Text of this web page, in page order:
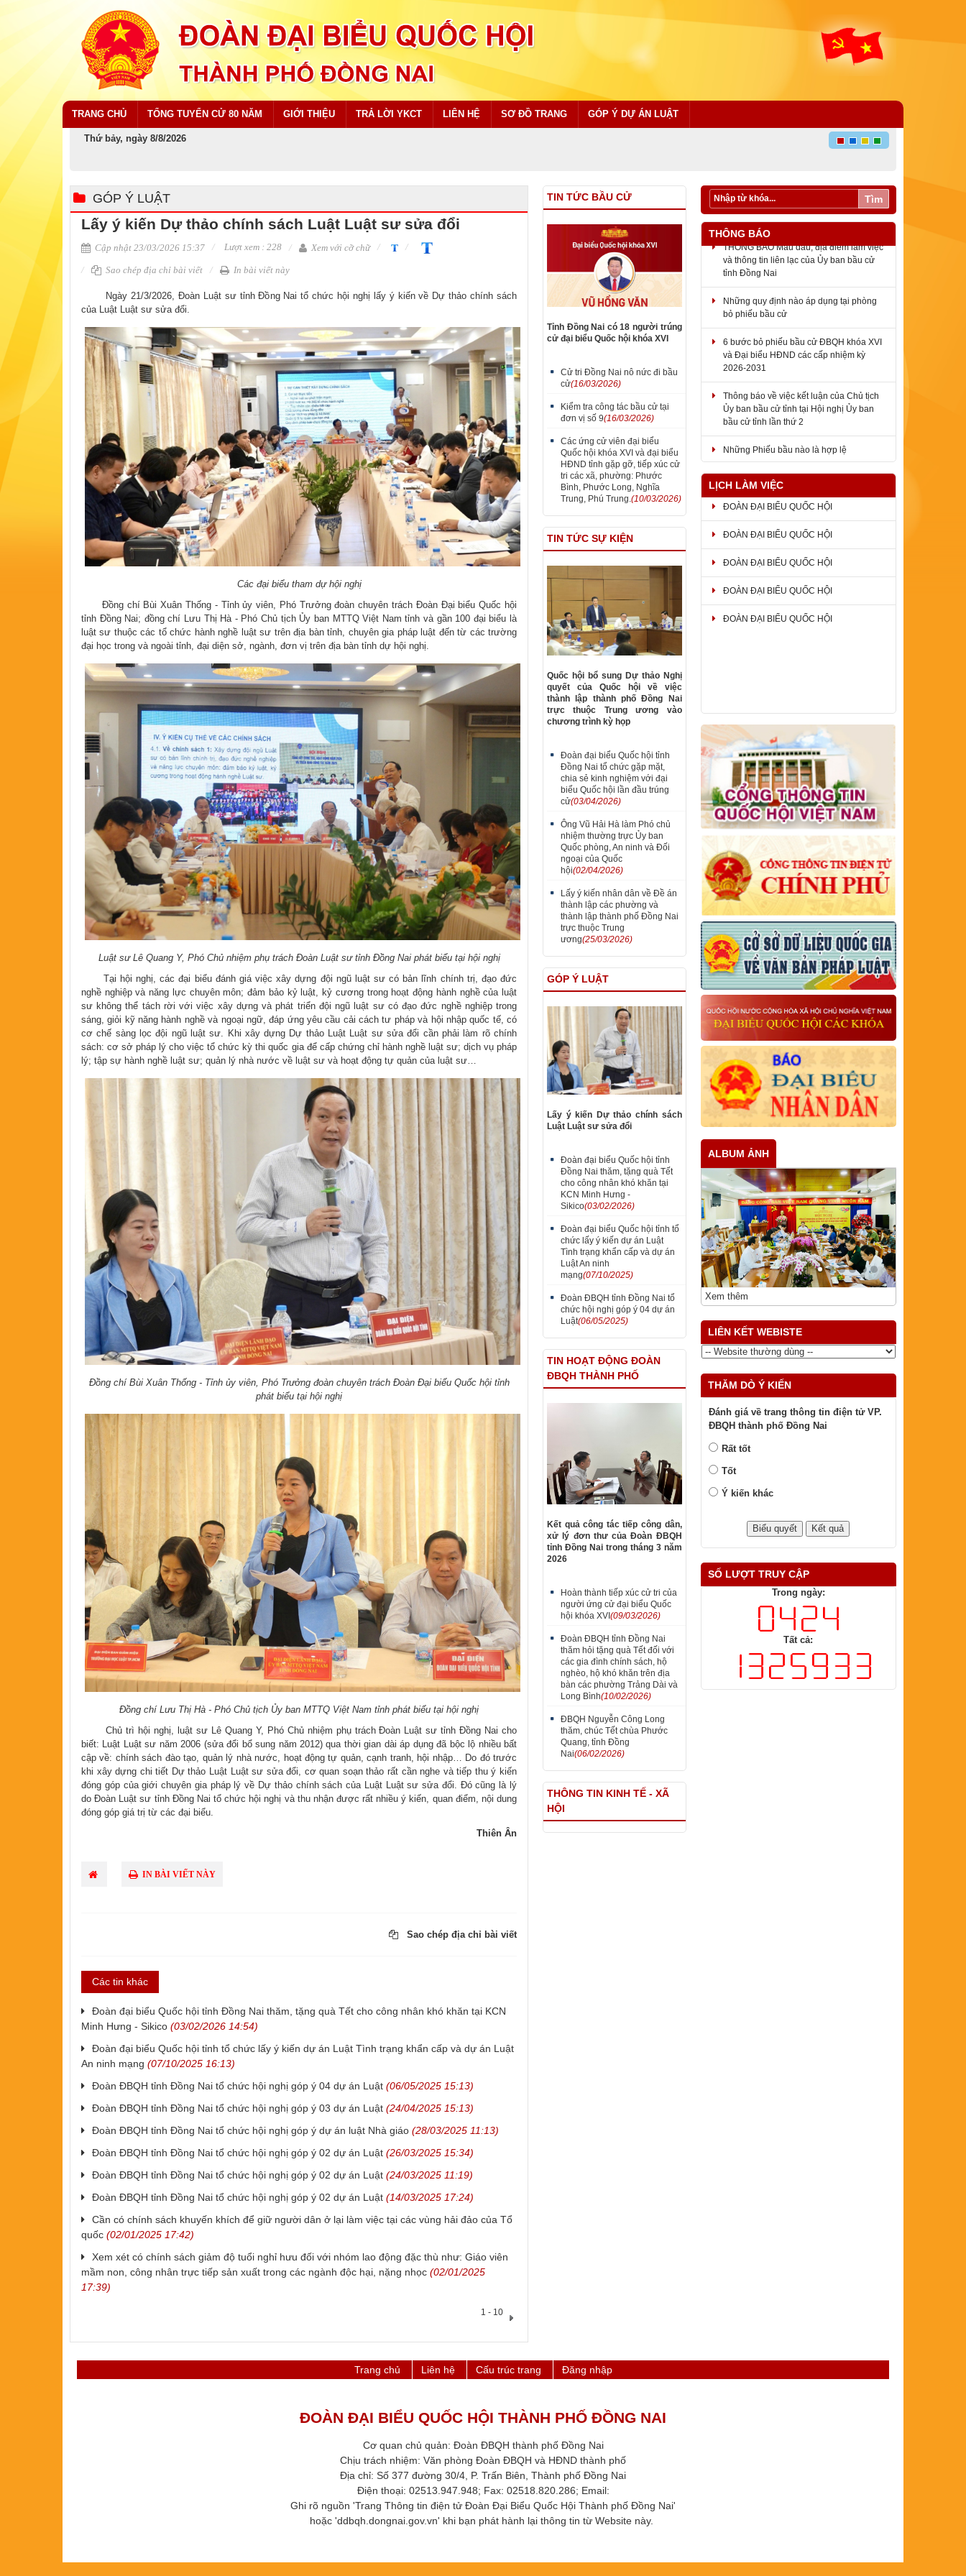
TRANG CHỦ TỔNG TUYỂN CỬ 80 NĂM GIỚI THIỆU TRẢ LỜI YKCT LIÊN HỆ SƠ ĐỒ TRANG GÓP Ý DỰ ÁN LUẬT
Thứ bảy, ngày 8/8/2026
Tìm
GÓP Ý LUẬT
Lấy ý kiến Dự thảo chính sách Luật Luật sư sửa đổi
Cập nhật 23/03/2026 15:37 Lượt xem : 228 Xem với cỡ chữ
Sao chép địa chỉ bài viết In bài viết này
​ Ngày 21/3/2026, Đoàn Luật sư tỉnh Đồng Nai tổ chức hội nghị lấy ý kiến về Dự thảo chính sách
của Luật Luật sư sửa đổi.
Các đại biểu tham dự hội nghị
Đồng chí Bùi Xuân Thống - Tỉnh ủy viên, Phó Trưởng đoàn chuyên trách Đoàn Đại biểu Quốc hội
tỉnh Đồng Nai; đồng chí Lưu Thị Hà - Phó Chủ tịch Ủy ban MTTQ Việt Nam tỉnh và gần 100 đại biểu là
luật sư thuộc các tổ chức hành nghề luật sư trên địa bàn tỉnh, chuyên gia pháp luật đến từ các trường
đại học trong và ngoài tỉnh, đại diện sở, ngành, đơn vị trên địa bàn tỉnh dự hội nghị.
Luật sư Lê Quang Y, Phó Chủ nhiệm phụ trách Đoàn Luật sư tỉnh Đồng Nai phát biểu tại hội nghị
Tại hội nghị, các đại biểu đánh giá việc xây dựng đội ngũ luật sư có bản lĩnh chính trị, đạo đức
nghề nghiệp và năng lực chuyên môn; đảm bảo kỷ luật, kỷ cương trong hoạt động hành nghề của luật
sư không thể tách rời với việc xây dựng và phát triển đội ngũ luật sư có đạo đức nghề nghiệp trong
sáng, giỏi kỹ năng hành nghề và ngoại ngữ, đáp ứng yêu cầu cải cách tư pháp và hội nhập quốc tế, có
cơ chế sàng lọc đội ngũ luật sư. Khi xây dựng Dự thảo Luật Luật sư sửa đổi cần phải làm rõ chính
sách: cơ sở pháp lý cho việc tổ chức kỳ thi quốc gia để cấp chứng chỉ hành nghề luật sư; dịch vụ pháp
lý; tập sự hành nghề luật sư; quản lý nhà nước về luật sư và hoạt động tự quản của luật sư…
Đồng chí Bùi Xuân Thống - Tỉnh ủy viên, Phó Trưởng đoàn chuyên trách Đoàn Đại biểu Quốc hội tỉnh
phát biểu tại hội nghị
Đồng chí Lưu Thị Hà - Phó Chủ tịch Ủy ban MTTQ Việt Nam tỉnh phát biểu tại hội nghị
Chủ trì hội nghị, luật sư Lê Quang Y, Phó Chủ nhiệm phụ trách Đoàn Luật sư tỉnh Đồng Nai cho
biết: Luật Luật sư năm 2006 (sửa đổi bổ sung năm 2012) qua thời gian dài áp dụng đã bộc lộ nhiều bất
cập về: chính sách đào tạo, quản lý nhà nước, hoạt động tự quản, cạnh tranh, hội nhập… Do đó trước
khi xây dựng chi tiết Dự thảo Luật Luật sư sửa đổi, cơ quan soạn thảo rất cần nghe và tiếp thu ý kiến
đóng góp của giới chuyên gia pháp lý về Dự thảo chính sách của Luật Luật sư sửa đổi. Đó cũng là lý
do Đoàn Luật sư tỉnh Đồng Nai tổ chức hội nghị và thu nhận được rất nhiều ý kiến, quan điểm, nội dung
đóng góp giá trị từ các đại biểu.
Thiên Ân
IN BÀI VIẾT NÀY
Sao chép địa chỉ bài viết
Các tin khác
Đoàn đại biểu Quốc hội tỉnh Đồng Nai thăm, tặng quà Tết cho công nhân khó khăn tại KCN
Minh Hưng - Sikico (03/02/2026 14:54)
Đoàn đại biểu Quốc hội tỉnh tổ chức lấy ý kiến dự án Luật Tình trạng khẩn cấp và dự án Luật
An ninh mạng (07/10/2025 16:13)
Đoàn ĐBQH tỉnh Đồng Nai tổ chức hội nghị góp ý 04 dự án Luật (06/05/2025 15:13)
Đoàn ĐBQH tỉnh Đồng Nai tổ chức hội nghị góp ý 03 dự án Luật (24/04/2025 15:13)
Đoàn ĐBQH tỉnh Đồng Nai tổ chức hội nghị góp ý dự án luật Nhà giáo (28/03/2025 11:13)
Đoàn ĐBQH tỉnh Đồng Nai tổ chức hội nghị góp ý 02 dự án Luật (26/03/2025 15:34)
Đoàn ĐBQH tỉnh Đồng Nai tổ chức hội nghị góp ý 02 dự án Luật (24/03/2025 11:19)
Đoàn ĐBQH tỉnh Đồng Nai tổ chức hội nghị góp ý 02 dự án Luật (14/03/2025 17:24)
Cần có chính sách khuyến khích để giữ người dân ở lại làm việc tại các vùng hải đảo của Tổ
quốc (02/01/2025 17:42)
Xem xét có chính sách giảm độ tuổi nghỉ hưu đối với nhóm lao động đặc thù như: Giáo viên
mầm non, công nhân trực tiếp sản xuất trong các ngành độc hại, nặng nhọc (02/01/2025
17:39)
1 - 10
TIN TỨC BẦU CỬ
Tỉnh Đồng Nai có 18 người trúng
cử đại biểu Quốc hội khóa XVI
Cử tri Đồng Nai nô nức đi bầu
cử(16/03/2026)
Kiểm tra công tác bầu cử tại
đơn vị số 9(16/03/2026)
Các ứng cử viên đại biểu
Quốc hội khóa XVI và đại biểu
HĐND tỉnh gặp gỡ, tiếp xúc cử
tri các xã, phường: Phước
Bình, Phước Long, Nghĩa
Trung, Phú Trung.(10/03/2026)
TIN TỨC SỰ KIỆN
Quốc hội bổ sung Dự thảo Nghị
quyết của Quốc hội về việc
thành lập thành phố Đồng Nai
trực thuộc Trung ương vào
chương trình kỳ họp
Đoàn đại biểu Quốc hội tỉnh
Đồng Nai tổ chức gặp mặt,
chia sẻ kinh nghiệm với đại
biểu Quốc hội lần đầu trúng
cử(03/04/2026)
Ông Vũ Hải Hà làm Phó chủ
nhiệm thường trực Ủy ban
Quốc phòng, An ninh và Đối
ngoại của Quốc
hội(02/04/2026)
Lấy ý kiến nhân dân về Đề án
thành lập các phường và
thành lập thành phố Đồng Nai
trực thuộc Trung
ương(25/03/2026)
GÓP Ý LUẬT
Lấy ý kiến Dự thảo chính sách
Luật Luật sư sửa đổi
Đoàn đại biểu Quốc hội tỉnh
Đồng Nai thăm, tặng quà Tết
cho công nhân khó khăn tại
KCN Minh Hưng -
Sikico(03/02/2026)
Đoàn đại biểu Quốc hội tỉnh tổ
chức lấy ý kiến dự án Luật
Tình trạng khẩn cấp và dự án
Luật An ninh
mạng(07/10/2025)
Đoàn ĐBQH tỉnh Đồng Nai tổ
chức hội nghị góp ý 04 dự án
Luật(06/05/2025)
TIN HOẠT ĐỘNG ĐOÀN
ĐBQH THÀNH PHỐ
Kết quả công tác tiếp công dân,
xử lý đơn thư của Đoàn ĐBQH
tỉnh Đồng Nai trong tháng 3 năm
2026
Hoàn thành tiếp xúc cử tri của
người ứng cử đại biểu Quốc
hội khóa XVI(09/03/2026)
Đoàn ĐBQH tỉnh Đồng Nai
thăm hỏi tặng quà Tết đối với
các gia đình chính sách, hộ
nghèo, hộ khó khăn trên địa
bàn các phường Trảng Dài và
Long Bình(10/02/2026)
ĐBQH Nguyễn Công Long
thăm, chúc Tết chùa Phước
Quang, tỉnh Đồng
Nai(06/02/2026)
THÔNG TIN KINH TẾ - XÃ
HỘI
THÔNG BÁO
THÔNG BÁO Mẫu dấu, địa điểm làm việc
và thông tin liên lạc của Ủy ban bầu cử
tỉnh Đồng Nai
Những quy định nào áp dụng tại phòng
bỏ phiếu bầu cử
6 bước bỏ phiếu bầu cử ĐBQH khóa XVI
và Đại biểu HĐND các cấp nhiệm kỳ
2026-2031
Thông báo về việc kết luận của Chủ tịch
Ủy ban bầu cử tỉnh tại Hội nghị Ủy ban
bầu cử tỉnh lần thứ 2
Những Phiếu bầu nào là hợp lệ
LỊCH LÀM VIỆC
ĐOÀN ĐẠI BIỂU QUỐC HỘI
ĐOÀN ĐẠI BIỂU QUỐC HỘI
ĐOÀN ĐẠI BIỂU QUỐC HỘI
ĐOÀN ĐẠI BIỂU QUỐC HỘI
ĐOÀN ĐẠI BIỂU QUỐC HỘI
ALBUM ẢNH
Xem thêm
LIÊN KẾT WEBISTE
THĂM DÒ Ý KIẾN
ĐBQH thành phố Đồng Nai
Rất tốt
Tốt
Ý kiến khác
SỐ LƯỢT TRUY CẬP
Trong ngày:
Tất cả:
Trang chủ Liên hệ Cấu trúc trang Đăng nhập
ĐOÀN ĐẠI BIỂU QUỐC HỘI THÀNH PHỐ ĐỒNG NAI
Cơ quan chủ quản: Đoàn ĐBQH thành phố Đồng Nai
Chịu trách nhiệm: Văn phòng Đoàn ĐBQH và HĐND thành phố​
Địa chỉ: Số 377 đường 30/4, P. Trấn Biên, Thành phố Đồng Nai
Điện thoại: 02513.947.948; Fax: 02518.820.286​; Email:
Ghi rõ nguồn 'Trang Thông tin điện tử Đoàn Đại Biểu Quốc Hội Thành phố ​Đồng Nai'
hoặc 'ddbqh.dongnai.gov.vn' khi bạn phát hành lại thông tin từ Website này. ​​